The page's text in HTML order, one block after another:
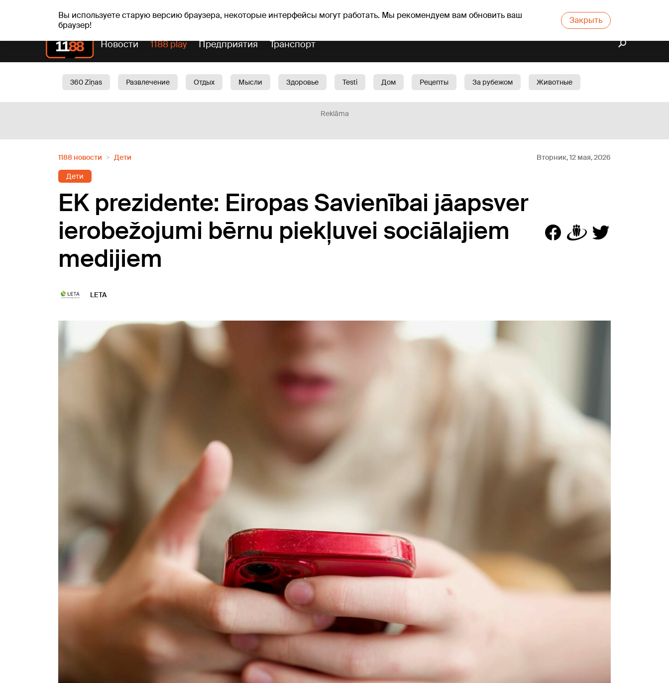
Вы используете старую версию браузера, некоторые интерфейсы могут работать. Мы рекомендуем вам обновить ваш
браузер!
Закрыть
пт, 07.08.2026. +19°C Alfrēds, Fredis, Madars Прогноз погоды Гороскопы
Новости 1188 play Предприятия Транспорт
360 Ziņas Развлечение Отдых Мысли Здоровье Testi Дом Рецепты За рубежом
Животные
Reklāma
1188 новости Дети Вторник, 12 мая, 2026
Дети
EK prezidente: Eiropas Savienībai jāapsver
ierobežojumi bērnu piekļuvei sociālajiem
medijiem
LETA